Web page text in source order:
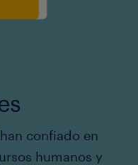
confiado en
humanos y